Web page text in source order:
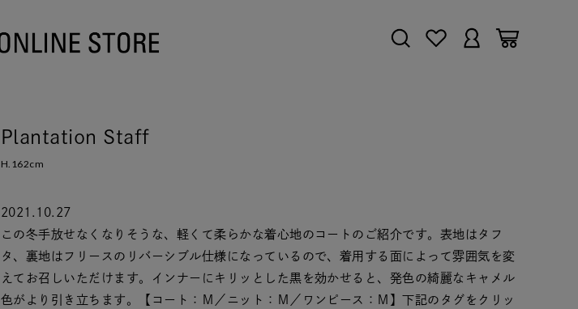
Plantation Staff
H.162cm
2021.10.27
この冬手放せなくなりそうな、軽くて柔らかな着心地のコートのご紹介です。表地はタフ
タ、裏地はフリースのリバーシブル仕様になっているので、着用する面によって雰囲気を変
えてお召しいただけます。インナーにキリッとした黒を効かせると、発色の綺麗なキャメル
色がより引き立ちます。【コート：Ｍ／ニット：Ｍ／ワンピース：Ｍ】下記のタグをクリッ